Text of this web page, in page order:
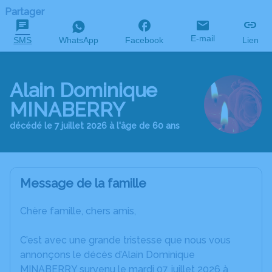
Partager
SMS WhatsApp Facebook E-mail Lien
Alain Dominique
MINABERRY
décédé le 7 juillet 2026 à l'âge de 60 ans
Message de la famille
Chère famille, chers amis,
C’est avec une grande tristesse que nous vous
annonçons le décès d’Alain Dominique
MINABERRY survenu le mardi 07 juillet 2026 à